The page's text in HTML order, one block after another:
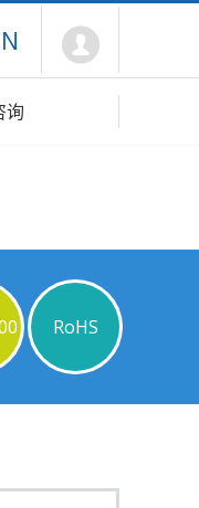
屉菜单
询
RoHS